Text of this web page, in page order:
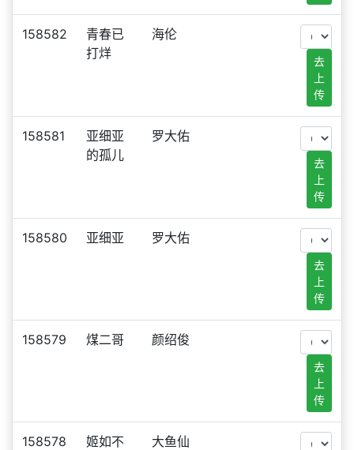
158582
青春已
打烊
海伦
去
上
传
158581
亚细亚
的孤儿
罗大佑
去
上
传
158580 亚细亚 罗大佑
去
上
传
158579 煤二哥 颜绍俊
去
上
传
158578
姬如不
大鱼仙